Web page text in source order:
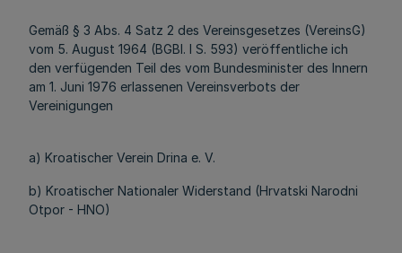
Gemäß § 3 Abs. 4 Satz 2 des Vereinsgesetzes (VereinsG)
vom 5. August 1964 (BGBl. I S. 593) veröffentliche ich
den verfügenden Teil des vom Bundesminister des Innern
am 1. Juni 1976 erlassenen Vereinsverbots der
Vereinigungen
a) Kroatischer Verein Drina e. V.
b) Kroatischer Nationaler Widerstand (Hrvatski Narodni
Otpor - HNO)